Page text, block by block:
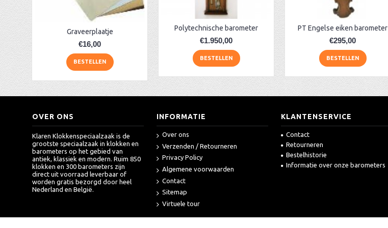
Graveerplaatje
€16,00
BESTELLEN
Polytechnische barometer
€1.950,00
BESTELLEN
PT Engelse eiken barometer
€295,00
BESTELLEN
OVER ONS
Klaren Klokkenspeciaalzaak is de
grootste speciaalzaak in klokken en
barometers op het gebied van
antiek, klassiek en modern. Ruim 850
klokken en 300 barometers zijn
direct uit voorraad leverbaar of
worden gratis bezorgd door heel
Nederland en België.
INFORMATIE
Over ons
Verzenden / Retourneren
Privacy Policy
Algemene voorwaarden
Contact
Sitemap
Virtuele tour
KLANTENSERVICE
Contact
Retourneren
Bestelhistorie
Informatie over onze barometers